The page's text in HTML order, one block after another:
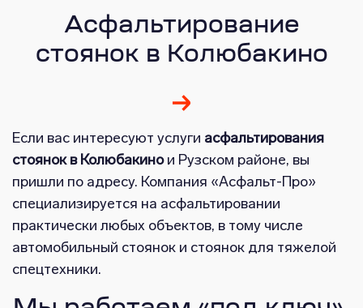
Асфальтирование
стоянок в Колюбакино
Если вас интересуют услуги асфальтирования
стоянок в Колюбакинои Рузском районе, вы
пришли по адресу. Компания «Асфальт-Про»
специализируется на асфальтировании
практически любых объектов, в тому числе
автомобильный стоянок и стоянок для тяжелой
спецтехники.